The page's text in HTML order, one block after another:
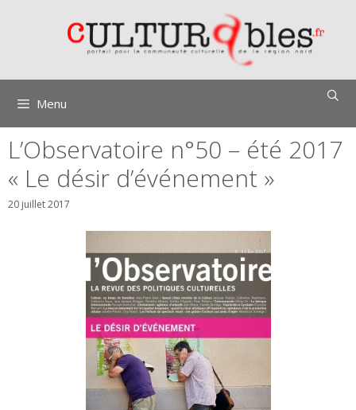
Menu
L’Observatoire n°50 – été 2017
« Le désir d’événement »
20 juillet 2017